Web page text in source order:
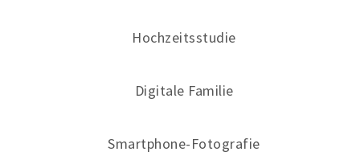
Hochzeitsstudie
Digitale Familie
Smartphone-Fotografie